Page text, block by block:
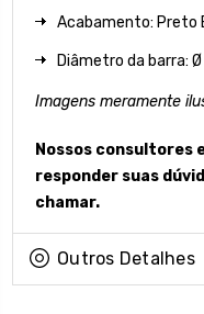
Acabamento: Preto
Diâmetro da barra:
Imagens meramente
Nossos consultores
responder suas
chamar.
Outros Detalhes